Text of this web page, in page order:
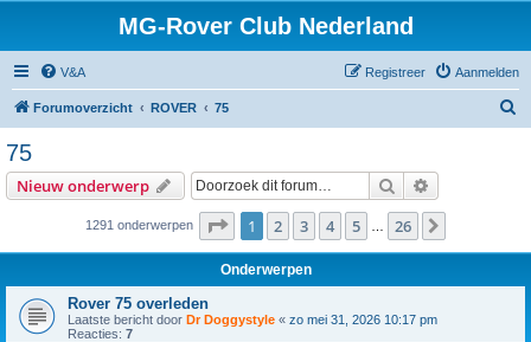
MG-Rover Club Nederland
V&A Aanmelden
Registreer
Forumoverzicht ROVER 75
75
Nieuw onderwerp Zoek
1291 onderwerpen Pagina van 26
1 2 3 4 5 26
Onderwerpen
Rover 75 overleden
Laatste bericht door Dr Doggystyle « zo mei 31, 2026 10:17 pm
Reacties: 7